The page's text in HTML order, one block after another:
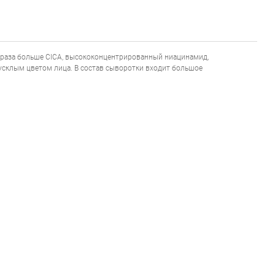
больше CICA, высококонцентрированный ниацинамид,
цветом лица. В состав сыворотки входит большое